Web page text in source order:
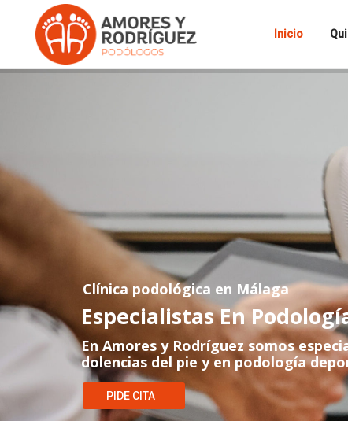
Inicio
Clínica podológica en Málaga
Especialistas En
En Amores y Rodríguez somos
dolencias del pie y en podología
PIDE CITA